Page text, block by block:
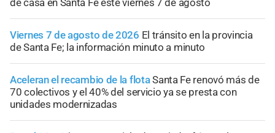
Viernes 7 de agosto de 2026 El tránsito en la provincia
de Santa Fe; la información minuto a minuto
Aceleran el recambio de la flotaSanta Fe renovó más de
70 colectivos y el 40% del servicio ya se presta con
unidades modernizadas